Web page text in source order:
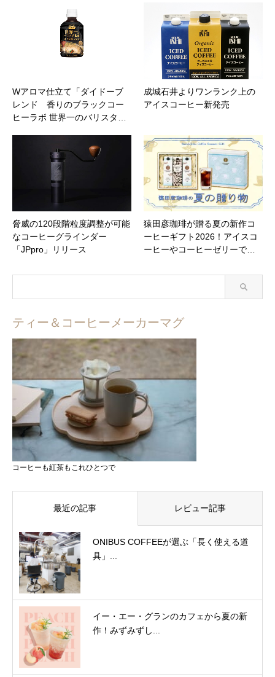
Wアロマ仕立て「ダイドーブ
レンド 香りのブラックコー
ヒーラボ 世界一のバリスタ…
成城石井よりワンランク上の
アイスコーヒー新発売
脅威の120段階粒度調整が可能
なコーヒーグラインダー
「JPpro」リリース
猿田彦珈琲が贈る夏の新作コ
ーヒーギフト2026！アイスコ
ーヒーやコーヒーゼリーで…
ティー＆コーヒーメーカーマグ
コーヒーも紅茶もこれひとつで
最近の記事 レビュー記事
ONIBUS COFFEEが選ぶ「長く使える道
具」...
イー・エー・グランのカフェから夏の新
作！みずみずし...